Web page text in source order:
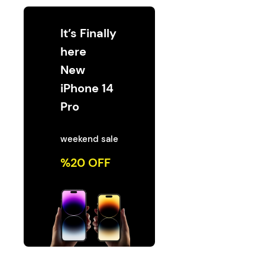
Monitores y TV
Suministros de Impresión
Punto de Venta
Repuestos
Software
It’s Finally
here
New
iPhone 14
Pro
weekend sale
%20 OFF